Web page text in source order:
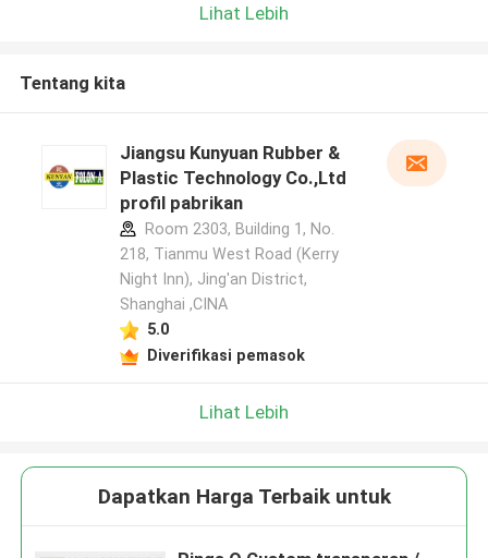
Lihat Lebih
Tentang kita
Jiangsu Kunyuan Rubber &
Plastic Technology Co.,Ltd
profil pabrikan
Room 2303, Building 1, No.
218, Tianmu West Road (Kerry
Night Inn), Jing'an District,
Shanghai ,CINA
5.0
Diverifikasi pemasok
Lihat Lebih
Dapatkan Harga Terbaik untuk